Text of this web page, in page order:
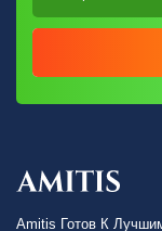
Amitis Готов К